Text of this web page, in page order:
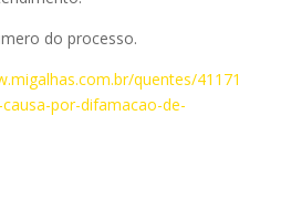
do processo.
quentes/41171
por-difamacao-de-